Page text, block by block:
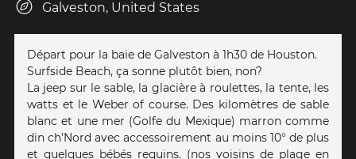
Galveston, United States
Départ pour la baie de Galveston à 1h30 de Houston.
Surfside Beach, ça sonne plutôt bien, non?
La jeep sur le sable, la glacière à roulettes, la tente, les
watts et le Weber of course. Des kilomètres de sable
blanc et une mer (Golfe du Mexique) marron comme
din ch'Nord avec accessoirement au moins 10° de plus
et quelques bébés requins. (nos voisins de plage en